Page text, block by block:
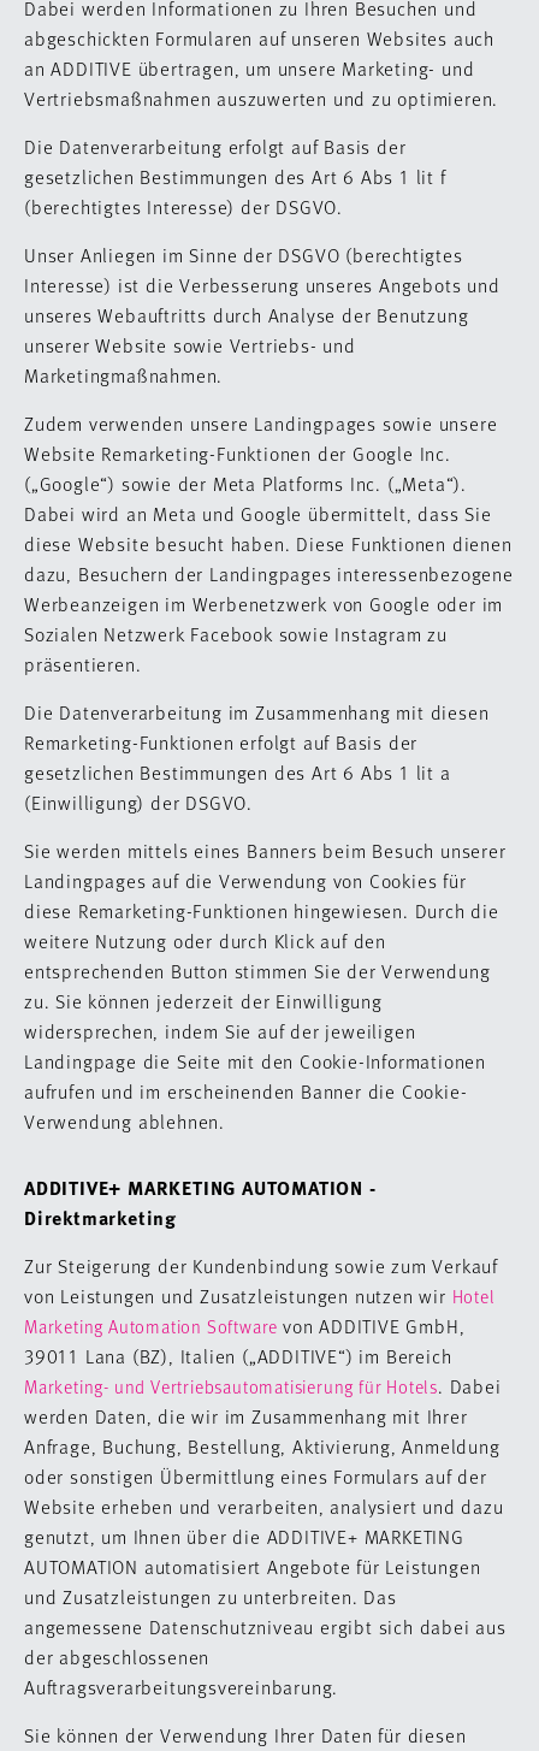
Dabei werden Informationen zu Ihren Besuchen und
abgeschickten Formularen auf unseren Websites auch
an ADDITIVE übertragen, um unsere Marketing- und
Vertriebsmaßnahmen auszuwerten und zu optimieren.
Die Datenverarbeitung erfolgt auf Basis der
gesetzlichen Bestimmungen des Art 6 Abs 1 lit f
(berechtigtes Interesse) der DSGVO.
Unser Anliegen im Sinne der DSGVO (berechtigtes
Interesse) ist die Verbesserung unseres Angebots und
unseres Webauftritts durch Analyse der Benutzung
unserer Website sowie Vertriebs- und
Marketingmaßnahmen.
Zudem verwenden unsere Landingpages sowie unsere
Website Remarketing-Funktionen der Google Inc.
(„Google“) sowie der Meta Platforms Inc. („Meta“).
Dabei wird an Meta und Google übermittelt, dass Sie
diese Website besucht haben. Diese Funktionen dienen
dazu, Besuchern der Landingpages interessenbezogene
Werbeanzeigen im Werbenetzwerk von Google oder im
Sozialen Netzwerk Facebook sowie Instagram zu
präsentieren.
Die Datenverarbeitung im Zusammenhang mit diesen
Remarketing-Funktionen erfolgt auf Basis der
gesetzlichen Bestimmungen des Art 6 Abs 1 lit a
(Einwilligung) der DSGVO.
Sie werden mittels eines Banners beim Besuch unserer
Landingpages auf die Verwendung von Cookies für
diese Remarketing-Funktionen hingewiesen. Durch die
weitere Nutzung oder durch Klick auf den
entsprechenden Button stimmen Sie der Verwendung
zu. Sie können jederzeit der Einwilligung
widersprechen, indem Sie auf der jeweiligen
Landingpage die Seite mit den Cookie-Informationen
aufrufen und im erscheinenden Banner die Cookie-
Verwendung ablehnen.
ADDITIVE+ MARKETING AUTOMATION -
Direktmarketing
Zur Steigerung der Kundenbindung sowie zum Verkauf
von Leistungen und Zusatzleistungen nutzen wir Hotel
Marketing Automation Software von ADDITIVE GmbH,
39011 Lana (BZ), Italien („ADDITIVE“) im Bereich
Marketing- und Vertriebsautomatisierung für Hotels. Dabei
werden Daten, die wir im Zusammenhang mit Ihrer
Anfrage, Buchung, Bestellung, Aktivierung, Anmeldung
oder sonstigen Übermittlung eines Formulars auf der
Website erheben und verarbeiten, analysiert und dazu
genutzt, um Ihnen über die ADDITIVE+ MARKETING
AUTOMATION automatisiert Angebote für Leistungen
und Zusatzleistungen zu unterbreiten. Das
angemessene Datenschutzniveau ergibt sich dabei aus
der abgeschlossenen
Auftragsverarbeitungsvereinbarung.
Sie können der Verwendung Ihrer Daten für diesen